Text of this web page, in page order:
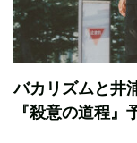
バカリズムと井
『殺意の道程』